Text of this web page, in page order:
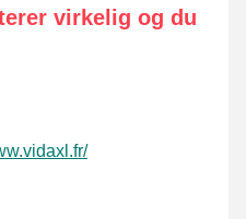
virkelig og du